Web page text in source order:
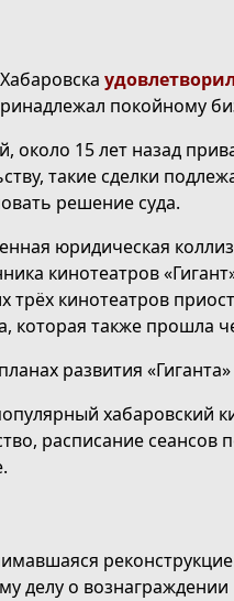
покойному
около 15 лет назад
такие сделки
решение суда.
юридическая
кинотеатров
трёх кинотеатров
которая также прошла
развития
хабаровский
расписание сеансов
делу о